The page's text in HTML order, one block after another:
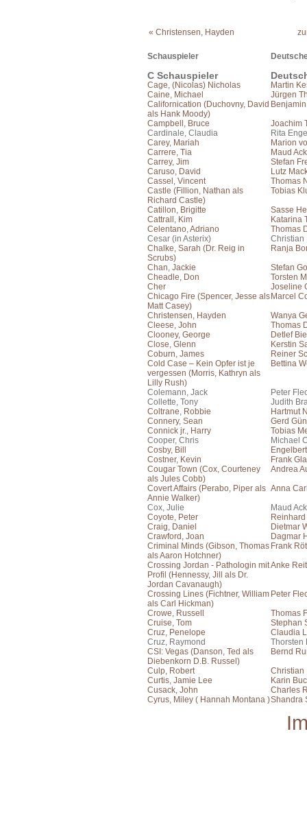
« Christensen, Hayden
Schauspieler
C Schauspieler
Cage, (Nicolas) Nicholas
Martin
Caine, Michael
Jürgen
Californication (Duchovny, David
als Hank Moody)
Campbell, Bruce
Joachim
Cardinale, Claudia
Rita
Carey, Mariah
Marion
Carrere, Tia
Maud
Carrey, Jim
Stefan
Caruso, David
Lutz
Cassel, Vincent
Thomas
Castle (Fillion, Nathan als
Richard Castle)
Tobias
Catillon, Brigitte
Sasse
Cattrall, Kim
Katarina
Celentano, Adriano
Thomas
Cesar (in Asterix)
Christian
Chalke, Sarah (Dr. Reig in
Scrubs)
Ranja
Chan, Jackie
Stefan
Cheadle, Don
Torsten
Cher
Joseline
Chicago Fire (Spencer, Jesse als
Matt Casey)
Marcel
Christensen, Hayden
Wanya
Cleese, John
Thomas
Clooney, George
Detlef
Close, Glenn
Kerstin
Coburn, James
Reiner
Cold Case – Kein Opfer ist je
vergessen (Morris, Kathryn als
Lilly Rush)
Bettina
Colemann, Jack
Peter
Collette, Tony
Judith
Coltrane, Robbie
Hartmut
Connery, Sean
Gerd
Connick jr., Harry
Tobias
Cooper, Chris
Michael
Cosby, Bill
Costner, Kevin
Frank
Cougar Town (Cox, Courteney
als Jules Cobb)
Andrea
Covert Affairs (Perabo, Piper als
Annie Walker)
Anna
Cox, Julie
Maud
Coyote, Peter
Craig, Daniel
Dietmar
Crawford, Joan
Dagmar
Criminal Minds (Gibson, Thomas
als Aaron Hotchner)
Frank
Crossing Jordan - Pathologin mit
Profil (Hennessy, Jill als Dr.
Jordan Cavanaugh)
Anke
Crossing Lines (Fichtner, William
als Carl Hickman)
Peter
Crowe, Russell
Thomas
Cruise, Tom
Stephan
Cruz, Penelope
Claudia
Cruz, Raymond
Thorsten
CSI: Vegas (Danson, Ted als
Diebenkorn D.B. Russel)
Bernd
Culp, Robert
Christian
Curtis, Jamie Lee
Karin
Cusack, John
Charles
Cyrus, Miley ( Hannah Montana )Shandra